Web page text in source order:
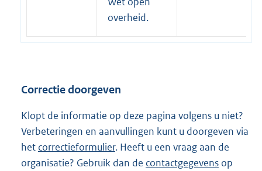
n
e
k
:
overheid.
Correctie doorgeven
Klopt de informatie op deze pagina volgens u niet?
Verbeteringen en aanvullingen kunt u doorgeven via
het correctieformulier. Heeft u een vraag aan de
organisatie? Gebruik dan de contactgegevens op